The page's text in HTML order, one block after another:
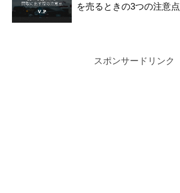
を売るときの3つの注意点
スポンサードリンク